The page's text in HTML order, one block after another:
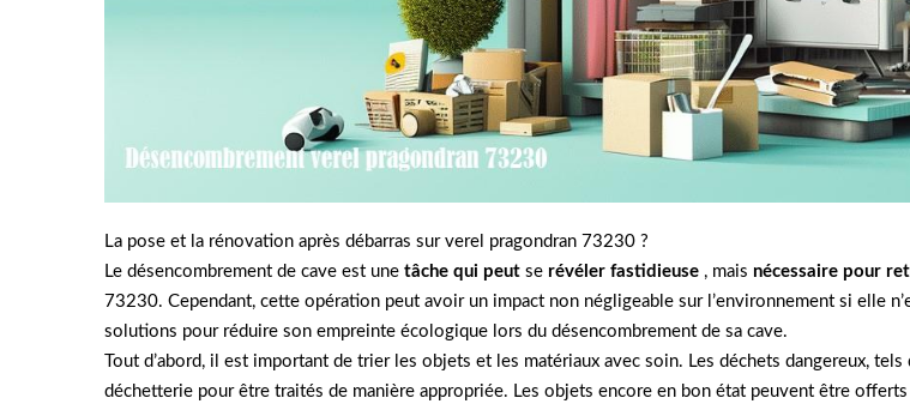
La pose et la rénovation après débarras sur verel pragondran 73230 ?
Le désencombrement de cave est une tâche qui peut se révéler fastidieuse , mais nécessaire pour
73230. Cependant, cette opération peut avoir un impact non négligeable sur l’environnement si elle
solutions pour réduire son empreinte écologique lors du désencombrement de sa cave.
Tout d’abord, il est important de trier les objets et les matériaux avec soin. Les déchets dangereux,
déchetterie pour être traités de manière appropriée. Les objets encore en bon état peuvent être